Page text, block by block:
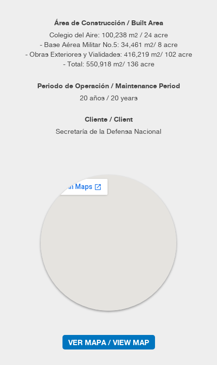
Área de Construcción / Built Area
Colegio del Aire: 100,238 m2 / 24 acre
- Base Aérea Militar No.5: 34,461 m2/ 8 acre
- Obras Exteriores y Vialidades: 416,219 m2/ 102 acre
- Total: 550,918 m2/ 136 acre
Periodo de Operación / Maintenance Period
20 años / 20 years
Cliente / Client
Secretaría de la Defensa Nacional
VER MAPA / VIEW MAP